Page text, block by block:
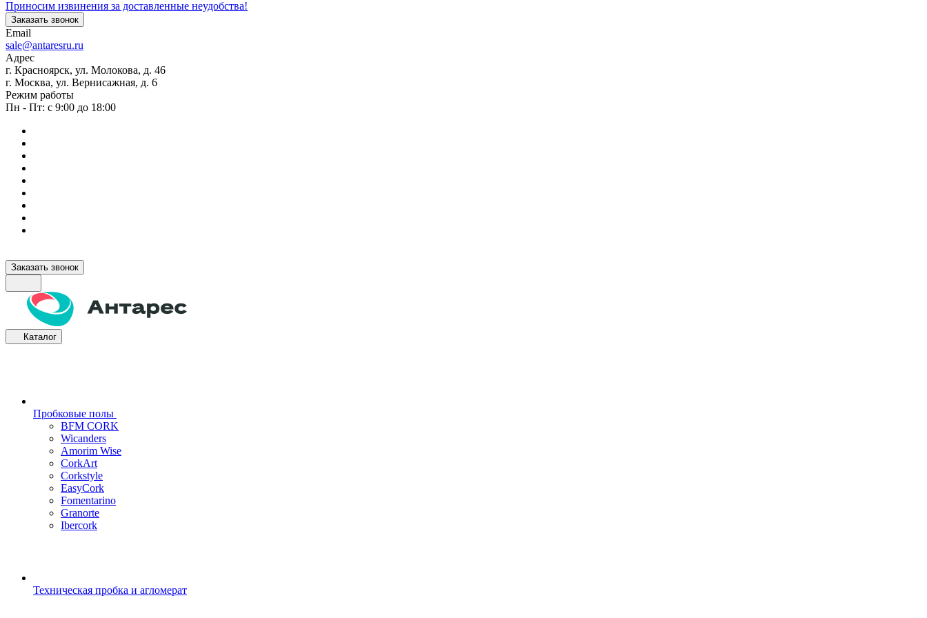
Приносим извинения за доставленные неудобства!
Заказать звонок
Email
sale@antaresru.ru
Адрес
г. Красноярск, ул. Молокова, д. 46
г. Москва, ул. Вернисажная, д. 6
Режим работы
Пн - Пт: с 9:00 до 18:00
Заказать звонок
Каталог
Пробковые полы
BFM CORK
Wicanders
Amorim Wise
CorkArt
Corkstyle
EasyCork
Fomentarino
Granorte
Ibercork
Техническая пробка и агломерат